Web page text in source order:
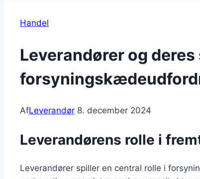
Handel
Leverandører og
AfLeverandør 8. december 2024
Leverandørens rolle i
Leverandører spiller en central rolle i